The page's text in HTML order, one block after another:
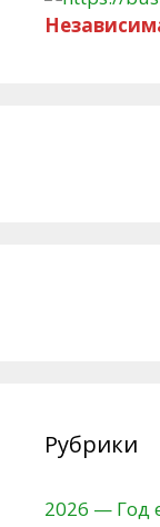
Рубрики
2026 — Год